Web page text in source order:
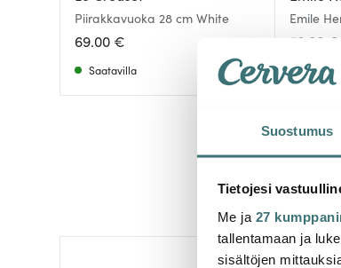
Suostumus
Tietojesi
Me ja 27
tallentamaan ja
sisältöjen
Piirakkavuoka 28 cm White
69.00 €
Saatavilla
Emile
cm 1,15 L
53.00 €